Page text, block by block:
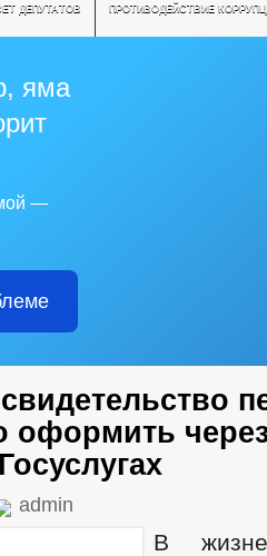
ДЕПУТАТОВ ПРОТИВОДЕЙСТВИЕ
яма
—
оформить
admin
В